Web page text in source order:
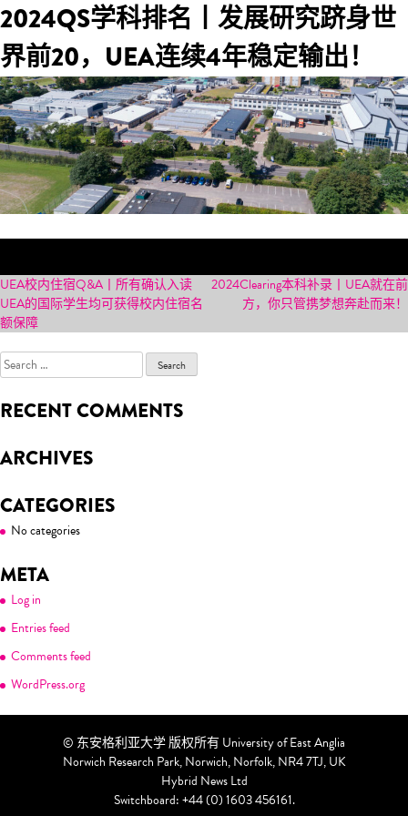
直接申请
中介代申
2024QS学科排名丨发展研究跻身世
界前20，UEA连续4年稳定输出！
POST
NAVIGATION
UEA校内住宿Q&A丨所有确认入读
UEA的国际学生均可获得校内住宿名
额保障
2024Clearing本科补录丨UEA就在前
方，你只管携梦想奔赴而来！
Search
for:
RECENT COMMENTS
ARCHIVES
CATEGORIES
No categories
META
Log in
Entries feed
Comments feed
WordPress.org
© 东安格利亚大学 版权所有 University of East Anglia
Norwich Research Park, Norwich, Norfolk, NR4 7TJ, UK
Hybrid News Ltd
Switchboard: +44 (0) 1603 456161.